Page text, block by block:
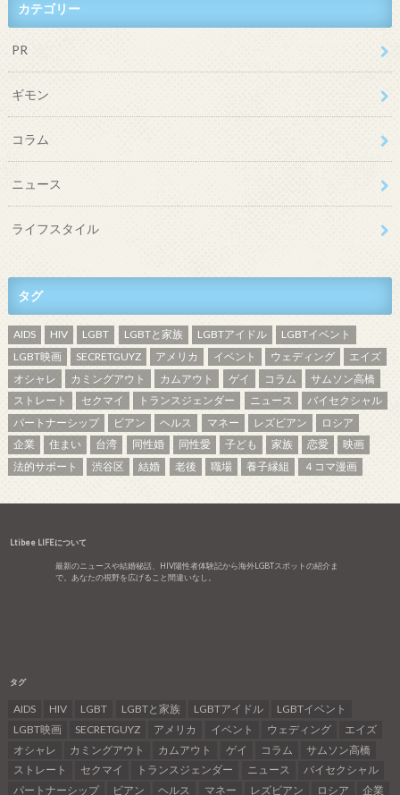
カテゴリー
PR
ギモン
コラム
ニュース
ライフスタイル
タグ
AIDS HIV LGBT LGBTと家族 LGBTアイドル
LGBTイベント
LGBT映画
SECRETGUYZ アメリカ イベント ウェディング
エイズ
オシャレ
カミングアウト カムアウト ゲイ コラム
サムソン高橋
ストレート
セクマイ トランスジェンダー ニュース
バイセクシャル
パートナーシップ
ビアン ヘルス マネー レズビアン
ロシア
企業
住まい 台湾 同性婚 同性愛 子ども 家族 恋愛
映画
法的サポート
渋谷区 結婚 老後 職場 養子縁組 ４コマ漫画
Ltibee LIFEについて
最新のニュースや結婚秘話、HIV陽性者体験記から海外LGBTスポットの紹介ま
で。あなたの視野を広げること間違いなし。
タグ
AIDS HIV LGBT LGBTと家族 LGBTアイドル
LGBTイベント
LGBT映画
SECRETGUYZ アメリカ イベント ウェディング
エイズ
オシャレ
カミングアウト カムアウト ゲイ コラム
サムソン高橋
ストレート
セクマイ トランスジェンダー ニュース
バイセクシャル
パートナーシップ
ビアン ヘルス マネー レズビアン ロシア 企業